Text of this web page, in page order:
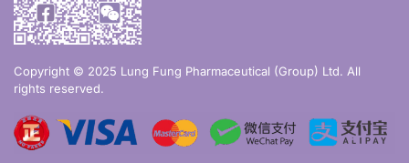
Copyright © 2025 Lung Fung Pharmaceutical (Group) Ltd. All
rights reserved.